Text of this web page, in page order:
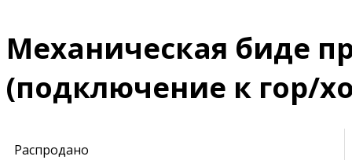
Механическая биде
(подключение к гор/
Распродано